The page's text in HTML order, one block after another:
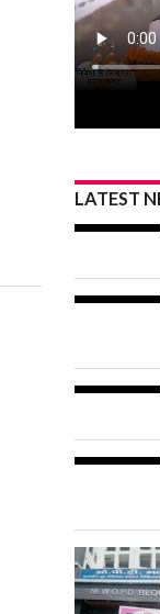
LATEST